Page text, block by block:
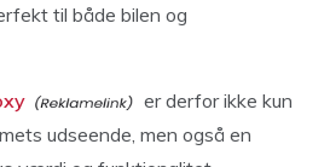
til både bilen og
er derfor ikke kun
udseende, men også en